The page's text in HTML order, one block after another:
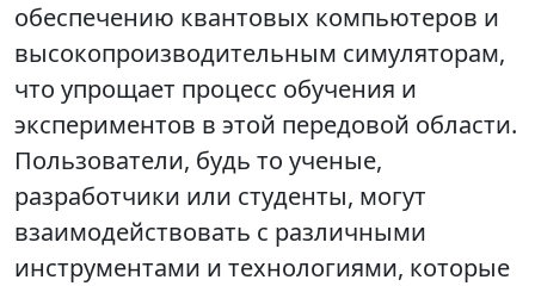
обеспечению квантовых компьютеров и
высокопроизводительным симуляторам,
что упрощает процесс обучения и
экспериментов в этой передовой области.
Пользователи, будь то ученые,
разработчики или студенты, могут
взаимодействовать с различными
инструментами и технологиями, которые